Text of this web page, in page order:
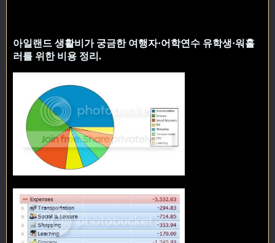
아일랜드 생활비가 궁금한 여행자·어학연수 유학생·워홀
러를 위한 비용 정리.